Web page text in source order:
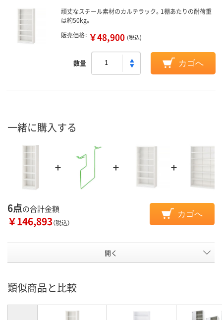
頑丈なスチール素材のカルテラック。1棚あたりの耐荷重
は約50kg。
販売価格： ￥48,900 (税込)
数量 カゴへ
一緒に購入する
6点の合計金額
￥146,893（税込）
カゴへ
開く
類似商品と比較